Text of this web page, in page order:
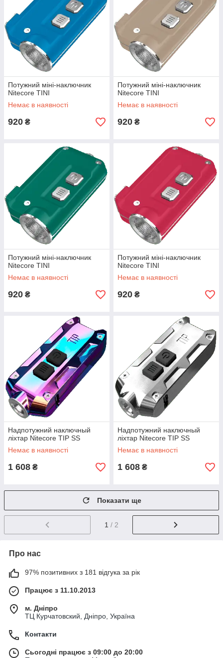
Потужний міні-наключник
Nitecore TINI
Немає в наявності
920 ₴
Потужний міні-наключник
Nitecore TINI
Немає в наявності
920 ₴
Потужний міні-наключник
Nitecore TINI
Немає в наявності
920 ₴
Потужний міні-наключник
Nitecore TINI
Немає в наявності
920 ₴
Надпотужний наключный
ліхтар Nitecore TIP SS
Немає в наявності
1 608 ₴
Надпотужний наключный
ліхтар Nitecore TIP SS
Немає в наявності
1 608 ₴
Показати ще
1 / 2
Про нас
97% позитивних з 181 відгука за рік
Працює з 11.10.2013
м. Дніпро
ТЦ Курчатовский, Дніпро, Україна
Контакти
Сьогодні працює з 09:00 до 20:00